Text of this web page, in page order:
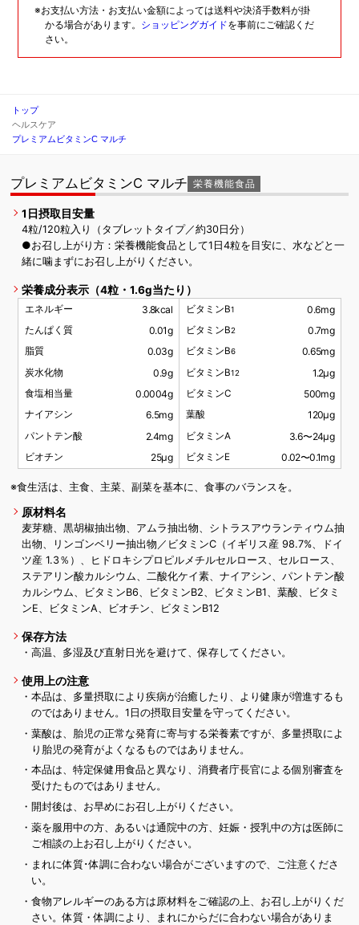
※お支払い方法・お支払い金額によっては送料や決済手数料が掛
かる場合があります。
ショッピングガイドを事前にご確認くだ
さい。
トップ
ヘルスケア
プレミアムビタミンC マルチ
プレミアムビタミンC マルチ 栄養機能食品
1日摂取目安量
4粒/120粒入り（タブレットタイプ／約30日分）
●お召し上がり方：栄養機能食品として1日4粒を目安に、水などと一
緒に噛まずにお召し上がりください。
栄養成分表示（4粒・1.6g当たり）
エネルギー 3.8kcal
たんぱく質 0.01g
脂質 0.03g
炭水化物 0.9g
食塩相当量 0.0004g
ナイアシン 6.5mg
パントテン酸 2.4mg
ビオチン 25µg
ビタミンB1 0.6mg
ビタミンB2 0.7mg
ビタミンB6 0.65mg
ビタミンB12 1.2μg
ビタミンC 500mg
葉酸 120μg
ビタミンA 3.6〜24μg
ビタミンE 0.02〜0.1mg
※食生活は、主食、主菜、副菜を基本に、食事のバランスを。
原材料名
麦芽糖、黒胡椒抽出物、アムラ抽出物、シトラスアウランティウム抽
出物、リンゴンベリー抽出物／ビタミンC（イギリス産 98.7%、ドイ
ツ産 1.3％）、ヒドロキシプロピルメチルセルロース、セルロース、
ステアリン酸カルシウム、二酸化ケイ素、ナイアシン、パントテン酸
カルシウム、ビタミンB6、ビタミンB2、ビタミンB1、葉酸、ビタミ
ンE、ビタミンA、ビオチン、ビタミンB12
保存方法
・高温、多湿及び直射日光を避けて、保存してください。
使用上の注意
・本品は、多量摂取により疾病が治癒したり、より健康が増進するも
のではありません。1日の摂取目安量を守ってください。
・葉酸は、胎児の正常な発育に寄与する栄養素ですが、多量摂取によ
り胎児の発育がよくなるものではありません。
・本品は、特定保健用食品と異なり、消費者庁長官による個別審査を
受けたものではありません。
・開封後は、お早めにお召し上がりください。
・薬を服用中の方、あるいは通院中の方、妊娠・授乳中の方は医師に
ご相談の上お召し上がりください。
・まれに体質･体調に合わない場合がございますので、ご注意くださ
い。
・食物アレルギーのある方は原材料をご確認の上、お召し上がりくだ
さい。体質・体調により、まれにからだに合わない場合がありま